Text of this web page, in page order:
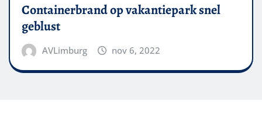
Containerbrand op vakantiepark snel
geblust
AVLimburg nov 6, 2022